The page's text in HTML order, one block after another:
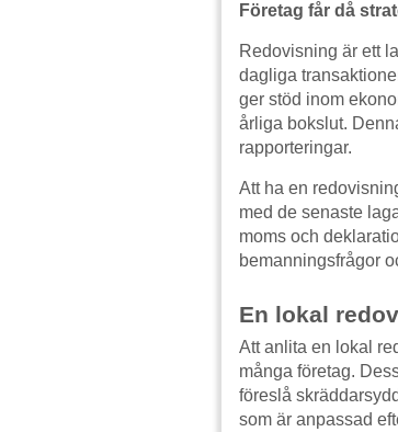
Företag får då
Redovisning är ett
dagliga
ger stöd inom
årliga bokslut.
rapporteringar.
Att ha en
med de senaste
moms och
bemanningsfrågor
En lokal
Att anlita en lokal
många företag.
föreslå
som är anpassad